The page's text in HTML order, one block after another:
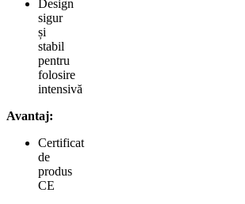
Design
sigur
și
stabil
pentru
folosire
intensivă
Avantaj:
Certificat
de
produs
CE